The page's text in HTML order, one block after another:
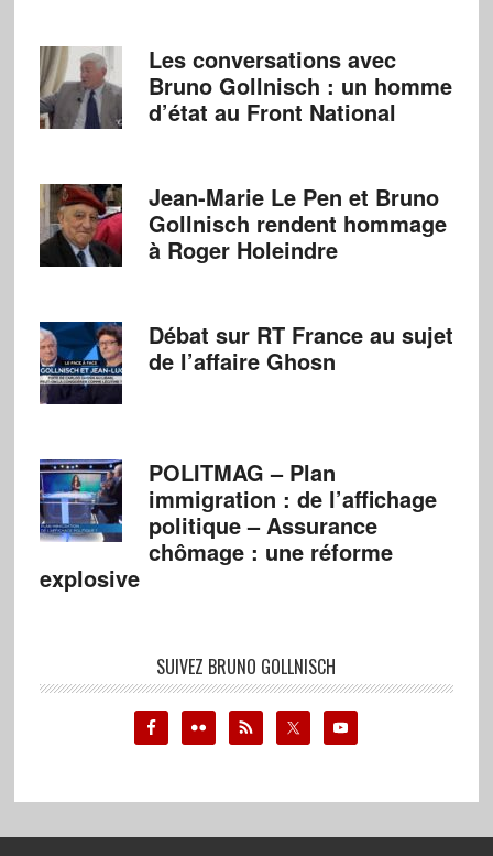
Les conversations avec
Bruno Gollnisch : un homme
d’état au Front National
Jean-Marie Le Pen et Bruno
Gollnisch rendent hommage
à Roger Holeindre
Débat sur RT France au sujet
de l’affaire Ghosn
POLITMAG – Plan
immigration : de l’affichage
politique – Assurance
chômage : une réforme
explosive
SUIVEZ BRUNO GOLLNISCH